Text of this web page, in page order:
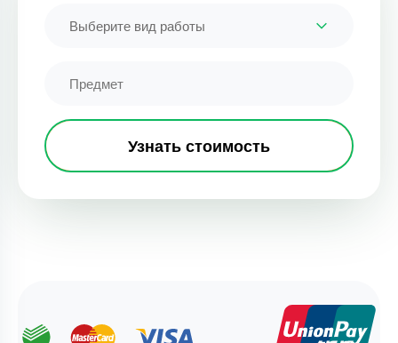
Выберите вид работы
Узнать стоимость